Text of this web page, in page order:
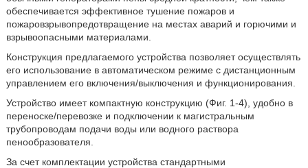
обеспечивается эффективное тушение пожаров и
пожаровзрывопредотвращение на местах аварий и горючими и
взрывоопасными материалами.
Конструкция предлагаемого устройства позволяет осуществлять
его использование в автоматическом режиме с дистанционным
управлением его включения/выключения и функционирования.
Устройство имеет компактную конструкцию (Фиг. 1-4), удобно в
переноске/перевозке и подключении к магистральным
трубопроводам подачи воды или водного раствора
пенообразователя.
За счет комплектации устройства стандартными